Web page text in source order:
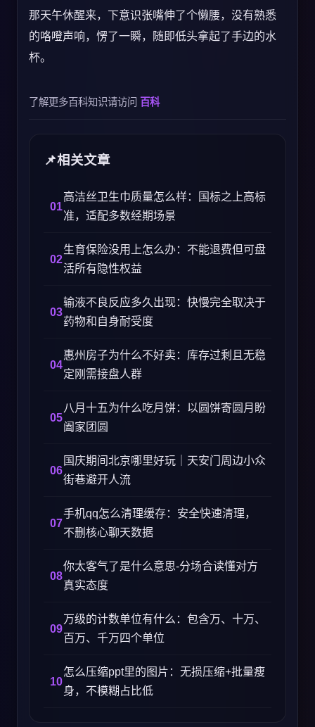
那天午休醒来，下意识张嘴伸了个懒腰，没有熟悉
的咯噔声响，愣了一瞬，随即低头拿起了手边的水
杯。
了解更多百科知识请访问 百科
相关文章
高洁丝卫生巾质量怎么样：国标之上高标
准，适配多数经期场景
生育保险没用上怎么办：不能退费但可盘
活所有隐性权益
输液不良反应多久出现：快慢完全取决于
药物和自身耐受度
惠州房子为什么不好卖：库存过剩且无稳
定刚需接盘人群
八月十五为什么吃月饼：以圆饼寄圆月盼
阖家团圆
国庆期间北京哪里好玩｜天安门周边小众
街巷避开人流
手机qq怎么清理缓存：安全快速清理，
不删核心聊天数据
你太客气了是什么意思-分场合读懂对方
真实态度
万级的计数单位有什么：包含万、十万、
百万、千万四个单位
怎么压缩ppt里的图片：无损压缩+批量瘦
身，不模糊占比低